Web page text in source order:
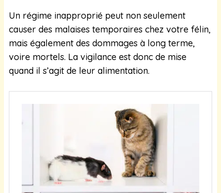
Un régime inapproprié peut non seulement
causer des malaises temporaires chez votre félin,
mais également des dommages à long terme,
voire mortels. La vigilance est donc de mise
quand il s’agit de leur alimentation.